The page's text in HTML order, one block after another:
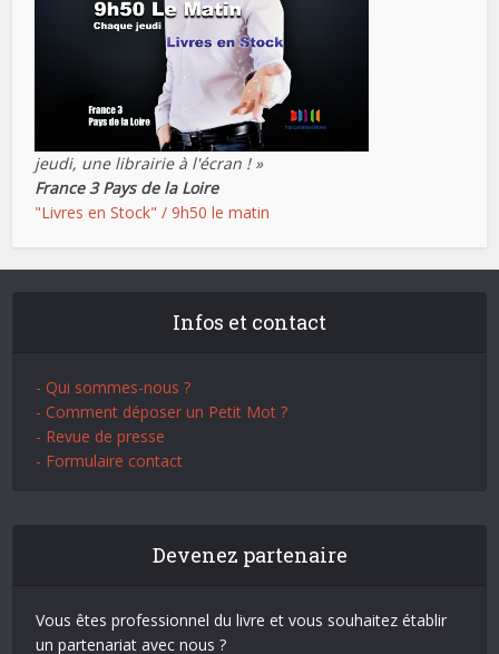
jeudi, une librairie à l'écran ! »
France 3 Pays de la Loire
"Livres en Stock" / 9h50 le matin
Infos et contact
- Qui sommes-nous ?
- Comment déposer un Petit Mot ?
- Revue de presse
- Formulaire contact
Devenez partenaire
Vous êtes professionnel du livre et vous souhaitez établir
un partenariat avec nous ?